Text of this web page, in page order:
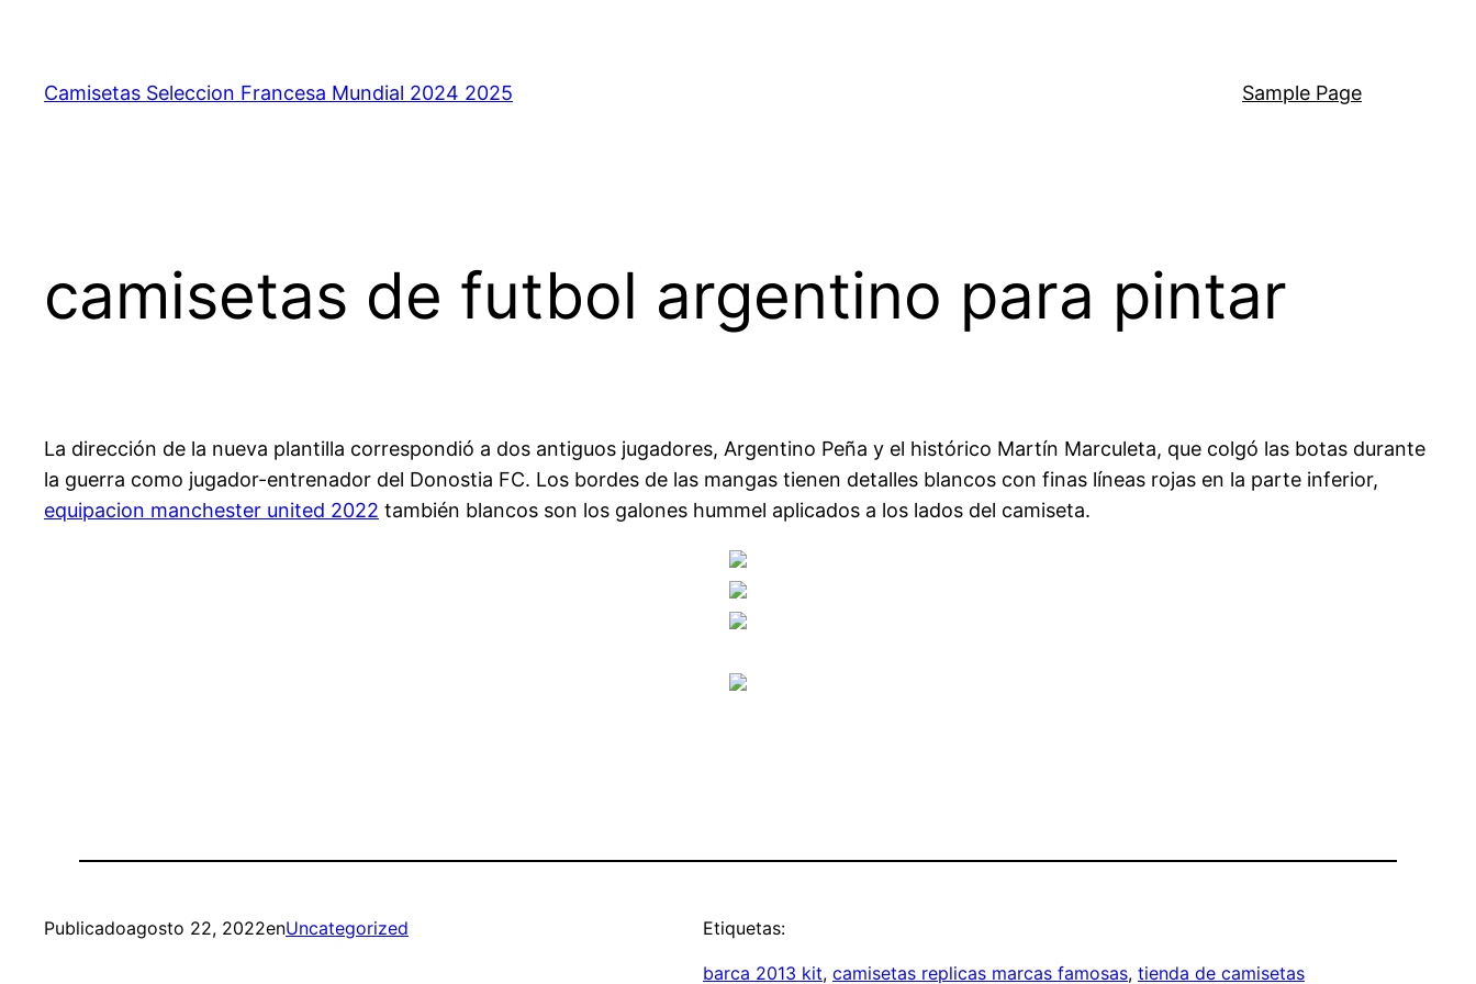
contenido
Camisetas Seleccion Francesa Mundial 2024 2025 Sample Page
camisetas de futbol argentino para pintar
La dirección de la nueva plantilla correspondió a dos antiguos jugadores, Argentino Peña y el histórico Martín Marculeta, que colgó las botas durante
la guerra como jugador-entrenador del Donostia FC. Los bordes de las mangas tienen detalles blancos con finas líneas rojas en la parte inferior,
equipacion manchester united 2022 también blancos son los galones hummel aplicados a los lados del camiseta.
Publicadoagosto 22, 2022enUncategorized Etiquetas:
barca 2013 kit, camisetas replicas marcas famosas, tienda de camisetas